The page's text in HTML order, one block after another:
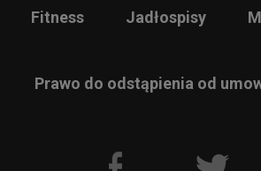
Fitness Jadłospisy
Prawo do odstąpienia od